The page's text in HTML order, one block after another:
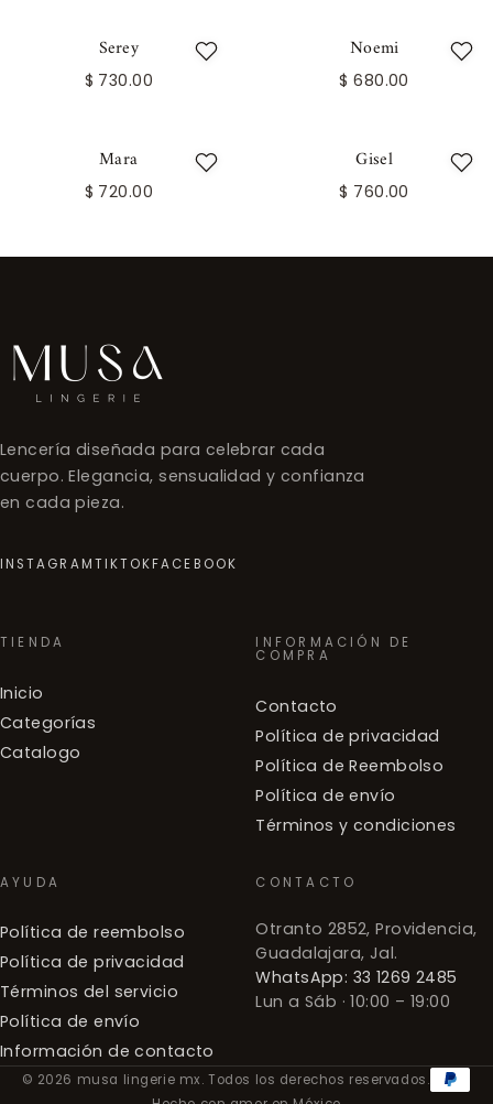
Serey
$ 730.00
Noemi
$ 680.00
Mara
$ 720.00
Gisel
$ 760.00
Lencería diseñada para celebrar cada
cuerpo. Elegancia, sensualidad y confianza
en cada pieza.
INSTAGRAMTIKTOKFACEBOOK
TIENDA
Inicio
Categorías
Catalogo
INFORMACIÓN DE
COMPRA
Contacto
Política de privacidad
Política de Reembolso
Política de envío
Términos y condiciones
AYUDA
Política de reembolso
Política de privacidad
Términos del servicio
Política de envío
Información de contacto
CONTACTO
Otranto 2852, Providencia,
Guadalajara, Jal.
WhatsApp: 33 1269 2485
Lun a Sáb · 10:00 – 19:00
© 2026 musa lingerie mx. Todos los derechos reservados.